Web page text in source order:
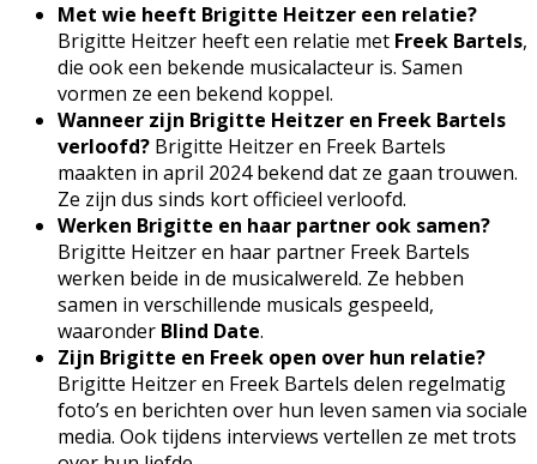
Met wie heeft Brigitte Heitzer een relatie?
Brigitte Heitzer heeft een relatie met Freek Bartels,
die ook een bekende musicalacteur is. Samen
vormen ze een bekend koppel.
Wanneer zijn Brigitte Heitzer en Freek Bartels
verloofd? Brigitte Heitzer en Freek Bartels
maakten in april 2024 bekend dat ze gaan trouwen.
Ze zijn dus sinds kort officieel verloofd.
Werken Brigitte en haar partner ook samen?
Brigitte Heitzer en haar partner Freek Bartels
werken beide in de musicalwereld. Ze hebben
samen in verschillende musicals gespeeld,
waaronder Blind Date.
Zijn Brigitte en Freek open over hun relatie?
Brigitte Heitzer en Freek Bartels delen regelmatig
foto’s en berichten over hun leven samen via sociale
media. Ook tijdens interviews vertellen ze met trots